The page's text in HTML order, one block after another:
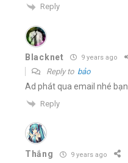
Reply
Blacknet 9 years ago
Reply to bảo
Ad phát qua email nhé bạn
Reply
Thắng 9 years ago